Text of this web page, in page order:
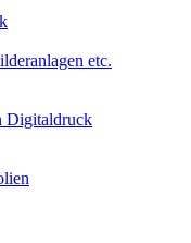
etc.
Digitaldruck